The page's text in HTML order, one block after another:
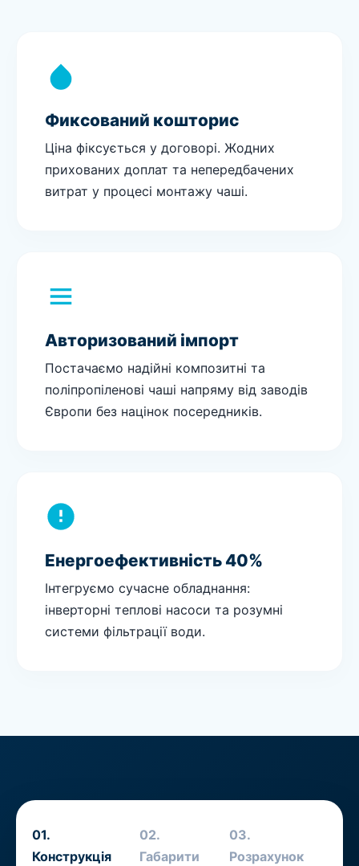
Фиксований кошторис
Ціна фіксується у договорі. Жодних
прихованих доплат та непередбачених
витрат у процесі монтажу чаші.
Авторизований імпорт
Постачаємо надійні композитні та
поліпропіленові чаші напряму від заводів
Європи без націнок посередників.
Енергоефективність 40%
Інтегруємо сучасне обладнання:
інверторні теплові насоси та розумні
системи фільтрації води.
01.
Конструкція
02.
Габарити
03.
Розрахунок